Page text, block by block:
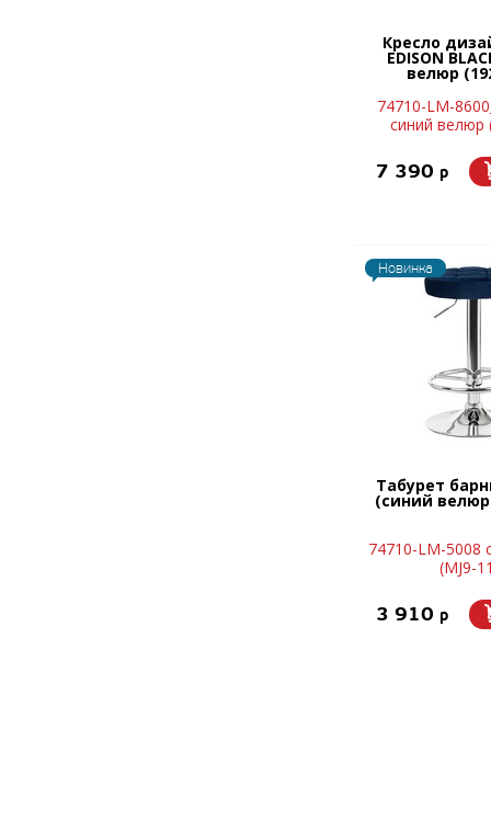
Кресло
EDISON
велюр
74710-LM-
синий велюр
7 390 p
Новинка
Табурет
(синий велюр
74710-LM-5008
(MJ9-
3 910 p